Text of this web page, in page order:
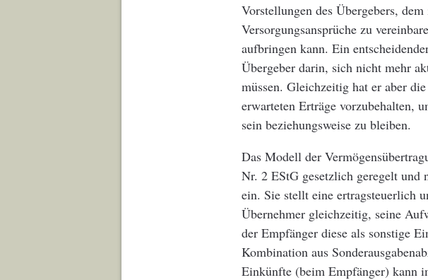
Vorstellungen des Übergebers,
Versorgungsansprüche zu
aufbringen kann. Ein
Übergeber darin, sich nicht mehr
müssen. Gleichzeitig hat er aber
erwarteten Erträge vorzubehalten,
sein beziehungsweise zu bleiben.
Das Modell der
Nr. 2 EStG gesetzlich geregelt und
ein. Sie stellt eine ertragsteuerlich
Übernehmer gleichzeitig, seine
der Empfänger diese als sonstige
Kombination aus
Einkünfte (beim Empfänger) kann